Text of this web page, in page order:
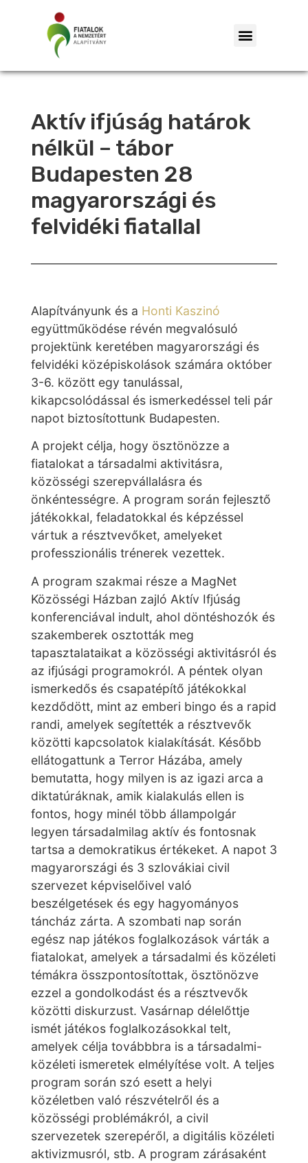
Aktív ifjúság határok
nélkül – tábor
Budapesten 28
magyarországi és
felvidéki fiatallal
Alapítványunk és a Honti Kaszinó
együttműködése révén megvalósuló
projektünk keretében magyarországi és
felvidéki középiskolások számára október
3-6. között egy tanulással,
kikapcsolódással és ismerkedéssel teli pár
napot biztosítottunk Budapesten.
A projekt célja, hogy ösztönözze a
fiatalokat a társadalmi aktivitásra,
közösségi szerepvállalásra és
önkéntességre. A program során fejlesztő
játékokkal, feladatokkal és képzéssel
vártuk a résztvevőket, amelyeket
professzionális trénerek vezettek.
A program szakmai része a MagNet
Közösségi Házban zajló Aktív Ifjúság
konferenciával indult, ahol döntéshozók és
szakemberek osztották meg
tapasztalataikat a közösségi aktivitásról és
az ifjúsági programokról. A péntek olyan
ismerkedős és csapatépítő játékokkal
kezdődött, mint az emberi bingo és a rapid
randi, amelyek segítették a résztvevők
közötti kapcsolatok kialakítását. Később
ellátogattunk a Terror Házába, amely
bemutatta, hogy milyen is az igazi arca a
diktatúráknak, amik kialakulás ellen is
fontos, hogy minél több állampolgár
legyen társadalmilag aktív és fontosnak
tartsa a demokratikus értékeket. A napot 3
magyarországi és 3 szlovákiai civil
szervezet képviselőivel való
beszélgetések és egy hagyományos
táncház zárta. A szombati nap során
egész nap játékos foglalkozások várták a
fiatalokat, amelyek a társadalmi és közéleti
témákra összpontosítottak, ösztönözve
ezzel a gondolkodást és a résztvevők
közötti diskurzust. Vasárnap délelőttje
ismét játékos foglalkozásokkal telt,
amelyek célja továbbbra is a társadalmi-
közéleti ismeretek elmélyítése volt. A teljes
program során szó esett a helyi
közéletben való részvételről és a
közösségi problémákról, a civil
szervezetek szerepéről, a digitális közéleti
aktivizmusról, stb. A program zárásaként